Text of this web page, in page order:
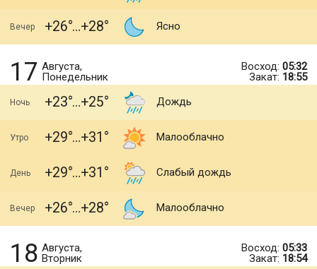
Вечер +26 +28 Ясно
17 Августа,
Понедельник
Восход: 05:32
Закат: 18:55
Ночь +23 +25 Дождь
Утро +29 +31 Малооблачно
День +29 +31 Слабый дождь
Вечер +26 +28 Малооблачно
18 Августа,
Вторник
Восход: 05:33
Закат: 18:54